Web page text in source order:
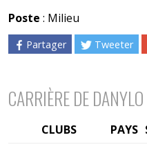
Poste : Milieu
Partager Tweeter
CARRIÈRE DE
PAYS
CLUBS